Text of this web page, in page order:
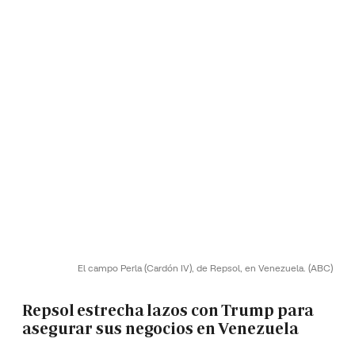
El campo Perla (Cardón IV), de Repsol, en Venezuela. (ABC)
Repsol estrecha lazos con Trump para
asegurar sus negocios en Venezuela